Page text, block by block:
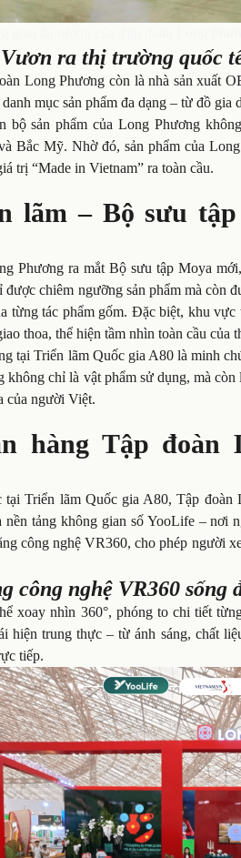
ra thị trường quốc
Long Phương còn là nhà sản xuất
mục sản phẩm đa dạng – từ đồ gia
sản phẩm của Long Phương
Bắc Mỹ. Nhờ đó, sản phẩm của
trị “Made in Vietnam” ra toàn cầu.
lãm – Bộ sưu
Phương ra mắt Bộ sưu tập Moya
chiêm ngưỡng sản phẩm mà còn
từng tác phẩm gốm. Đặc biệt, khu
thoa, thể hiện tầm nhìn toàn cầu của
tại Triển lãm Quốc gia A80 là minh
chỉ là vật phẩm sử dụng, mà còn
của người Việt.
hàng Tập đoàn
Triển lãm Quốc gia A80, Tập đoàn
tảng không gian số YooLife – nơi
công nghệ VR360, cho phép người
công nghệ VR360 sống
xoay nhìn 360°, phóng to chi tiết
hiện trung thực – từ ánh sáng, chất
tiếp.